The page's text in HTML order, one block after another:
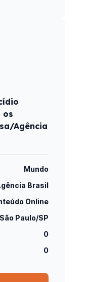
os
Agência
Mundo
Brasil
Online
São Paulo/SP
0
0